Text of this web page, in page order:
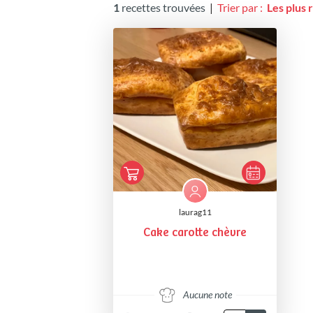
1 recettes trouvées | Trier par : Les plus
laurag11
Cake carotte chèvre
Aucune note